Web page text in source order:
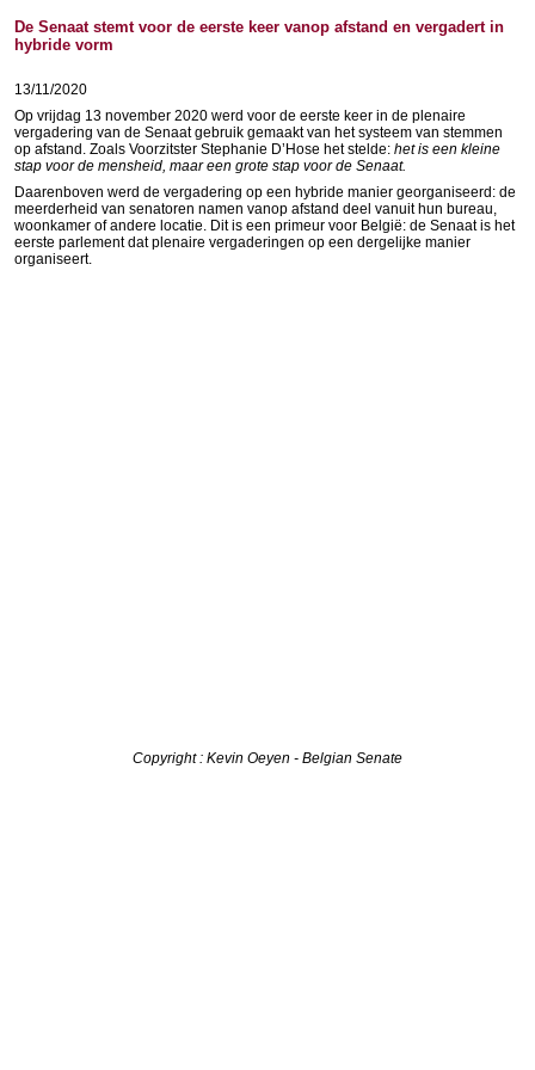
De Senaat stemt voor de eerste keer vanop afstand en vergadert in
hybride vorm
13/11/2020
Op vrijdag 13 november 2020 werd voor de eerste keer in de plenaire
vergadering van de Senaat gebruik gemaakt van het systeem van stemmen
op afstand. Zoals Voorzitster Stephanie D’Hose het stelde: het is een kleine
stap voor de mensheid, maar een grote stap voor de Senaat.
Daarenboven werd de vergadering op een hybride manier georganiseerd: de
meerderheid van senatoren namen vanop afstand deel vanuit hun bureau,
woonkamer of andere locatie. Dit is een primeur voor België: de Senaat is het
eerste parlement dat plenaire vergaderingen op een dergelijke manier
organiseert.
Copyright : Kevin Oeyen - Belgian Senate